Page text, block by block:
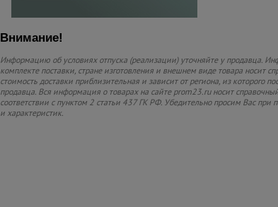
Внимание!
Информацию об условиях отпуска (реализации) уточняйте у продавца.
комплекте поставки, стране изготовления и внешнем виде товара носит
стоимость доставки приблизительная и зависит от региона, из которого
продавца. Вся информация о товарах на сайте prom23.ru носит
соответствии с пунктом 2 статьи 437 ГК РФ. Убедительно просим Вас
и характеристик.